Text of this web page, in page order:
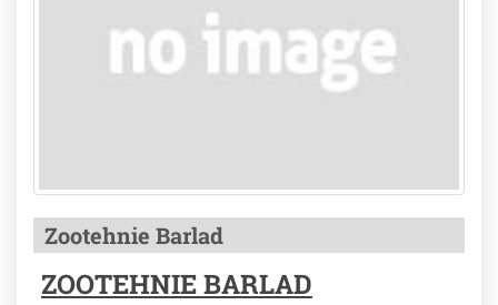
Zootehnie Barlad
ZOOTEHNIE BARLAD